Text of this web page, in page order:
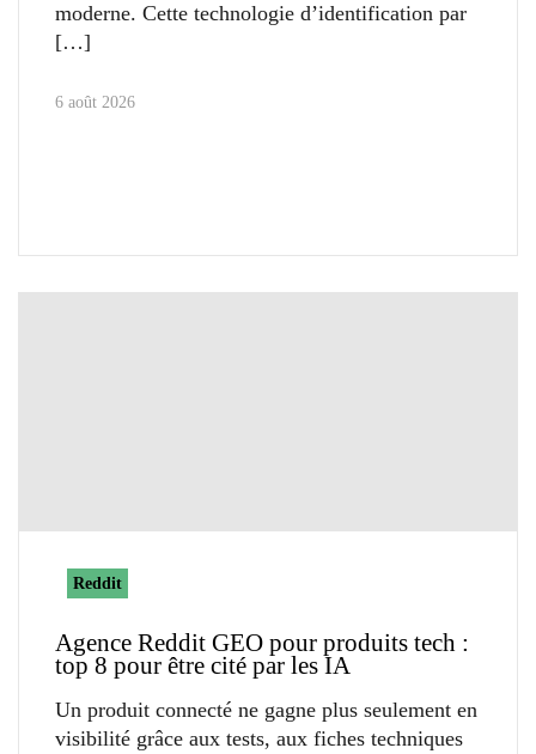
moderne. Cette technologie d’identification par
6 août 2026
Reddit
Agence Reddit GEO pour produits tech :
top 8 pour être cité par les IA
Un produit connecté ne gagne plus seulement en
visibilité grâce aux tests, aux fiches techniques